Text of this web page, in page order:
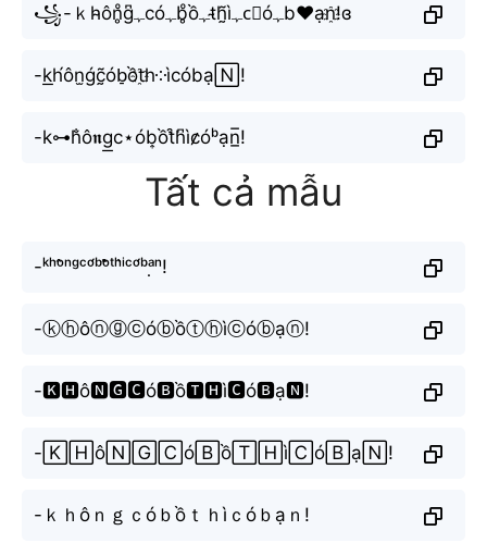
꧁-ｋh̴ôn̥ͦg͆ﮩcóﮩb̥ͦồﮩt̴h̰̃ìﮩc⃣óﮩb♥ạn҈!ɞ
-k͟h́ôn̫ǵc̰̃ób̠ồt҈h༶ìcóbạ🄽!
-k⊶h̐ô𝖓g͟c⋆ób͎ồt͒h͆ìc̷̷óᵇạn̲̅!
Tất cả mẫu
-ᵏʰᵒ̂ⁿᵍᶜᵒ́ᵇᵒ̂̀ᵗʰⁱ̀ᶜᵒ́ᵇᵃ̣ⁿ!
-ⓚⓗôⓝⓖⓒóⓑồⓣⓗìⓒóⓑạⓝ!
-🅺🅷ô🅽🅶🅲ó🅱ồ🆃🅷ì🅲ó🅱ạ🅽!
-🄺🄷ô🄽🄶🄲ó🄱ồ🅃🄷ì🄲ó🄱ạ🄽!
-ｋｈôｎｇｃóｂồｔｈìｃóｂạｎ!